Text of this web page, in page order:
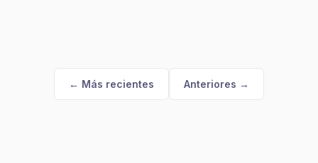
← Más recientes Anteriores →